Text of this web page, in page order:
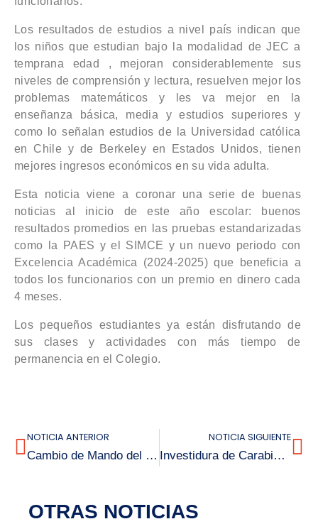
Los resultados de estudios a nivel país indican que
los niños que estudian bajo la modalidad de JEC a
temprana edad , mejoran considerablemente sus
niveles de comprensión y lectura, resuelven mejor los
problemas matemáticos y les va mejor en la
enseñanza básica, media y estudios superiores y
como lo señalan estudios de la Universidad católica
en Chile y de Berkeley en Estados Unidos, tienen
mejores ingresos económicos en su vida adulta.
Esta noticia viene a coronar una serie de buenas
noticias al inicio de este año escolar: buenos
resultados promedios en las pruebas estandarizadas
como la PAES y el SIMCE y un nuevo periodo con
Excelencia Académica (2024-2025) que beneficia a
todos los funcionarios con un premio en dinero cada
4 meses.
Los pequeños estudiantes ya están disfrutando de
sus clases y actividades con más tiempo de
permanencia en el Colegio.
NOTICIA ANTERIOR
Cambio de Mando del Centro de Estudiantes Colegio Bicentenario Louis Pasteur
NOTICIA SIGUIENTE
Investidura de Carabinero Honorario de Estudiante Claudio Toledo Fuentes
OTRAS NOTICIAS